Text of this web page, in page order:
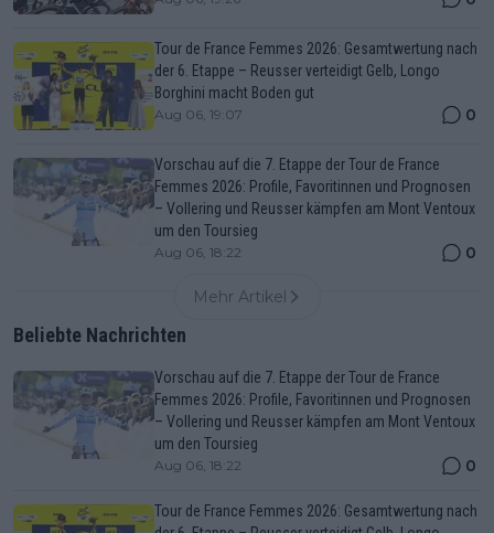
Tour de France Femmes 2026: Gesamtwertung nach
der 6. Etappe – Reusser verteidigt Gelb, Longo
Borghini macht Boden gut
Aug 06, 19:07 0
Vorschau auf die 7. Etappe der Tour de France
Femmes 2026: Profile, Favoritinnen und Prognosen
– Vollering und Reusser kämpfen am Mont Ventoux
um den Toursieg
Aug 06, 18:22 0
Mehr Artikel
Beliebte Nachrichten
Vorschau auf die 7. Etappe der Tour de France
Femmes 2026: Profile, Favoritinnen und Prognosen
– Vollering und Reusser kämpfen am Mont Ventoux
um den Toursieg
Aug 06, 18:22 0
Tour de France Femmes 2026: Gesamtwertung nach